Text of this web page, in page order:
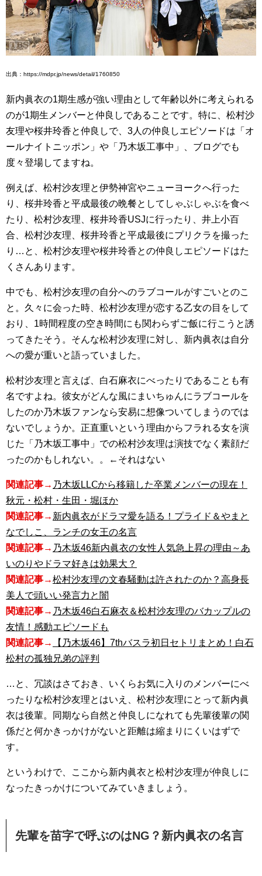
出典：https://mdpr.jp/news/detail/1760850
新内眞衣の1期生感が強い理由として年齢以外に考えられる
のが1期生メンバーと仲良しであることです。特に、松村沙
友理や桜井玲香と仲良しで、3人の仲良しエピソードは「オ
ールナイトニッポン」や「乃木坂工事中」、ブログでも
度々登場してますね。
例えば、松村沙友理と伊勢神宮やニューヨークへ行った
り、桜井玲香と平成最後の晩餐としてしゃぶしゃぶを食べ
たり、松村沙友理、桜井玲香USJに行ったり、井上小百
合、松村沙友理、桜井玲香と平成最後にプリクラを撮った
り…と、松村沙友理や桜井玲香との仲良しエピソードはた
くさんあります。
中でも、松村沙友理の自分へのラブコールがすごいとのこ
と。久々に会った時、松村沙友理が恋する乙女の目をして
おり、1時間程度の空き時間にも関わらずご飯に行こうと誘
ってきたそう。そんな松村沙友理に対し、新内眞衣は自分
への愛が重いと語っていました。
松村沙友理と言えば、白石麻衣にべったりであることも有
名ですよね。彼女がどんな風にまいちゅんにラブコールを
したのか乃木坂ファンなら安易に想像ついてしまうのでは
ないでしょうか。正直重いという理由からフラれる女を演
じた「乃木坂工事中」での松村沙友理は演技でなく素顔だ
ったのかもしれない。。←それはない
関連記事→ 乃木坂LLⅭから移籍した卒業メンバーの現在！
秋元・松村・生田・堀ほか
関連記事→ 新内眞衣がドラマ愛を語る！プライド＆やまと
なでしこ、ランチの女王の名言
関連記事→ 乃木坂46新内眞衣の女性人気急上昇の理由～あ
いのりやドラマ好きは効果大？
関連記事→松村沙友理の文春騒動は許されたのか？高身長
美人で頭いい発言力と闇
関連記事→ 乃木坂46白石麻衣＆松村沙友理のバカップルの
友情！感動エピソードも
関連記事→
【乃木坂46】7thバスラ初日セトリまとめ！白石
松村の孤独兄弟の評判
…と、冗談はさておき、いくらお気に入りのメンバーにべ
ったりな松村沙友理とはいえ、松村沙友理にとって新内眞
衣は後輩。同期なら自然と仲良しになれても先輩後輩の関
係だと何かきっかけがないと距離は縮まりにくいはずで
す。
というわけで、ここから新内眞衣と松村沙友理が仲良しに
なったきっかけについてみていきましょう。
先輩を苗字で呼ぶのはNG？新内眞衣の名言